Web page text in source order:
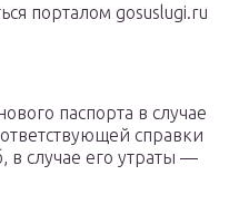
порталом gosuslugi.ru
паспорта в случае
справки
в случае его утраты —